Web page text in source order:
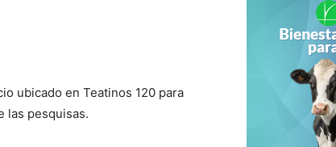
ubicado en Teatinos 120 para
las pesquisas.